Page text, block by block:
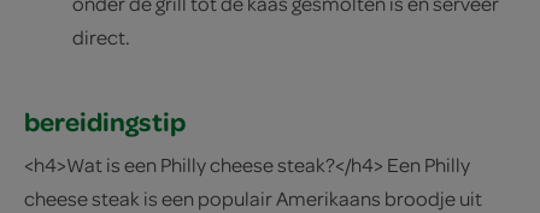
direct.
bereidingstip
<h4>Wat is een Philly cheese steak?</h4> Een Philly
cheese steak is een populair Amerikaans broodje uit